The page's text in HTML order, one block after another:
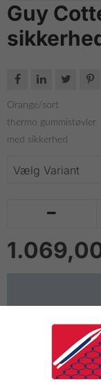
Guy
   
Orange/sort
thermo gummistøvler
med sikkerhed

Meget